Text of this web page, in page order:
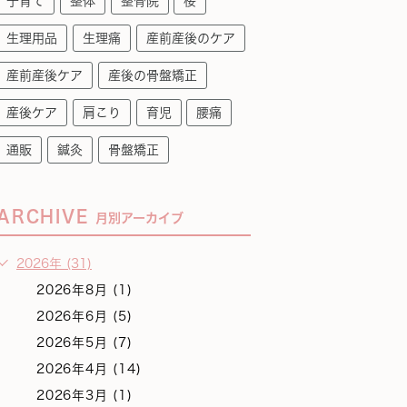
生理用品 生理痛 産前産後のケア
産前産後ケア 産後の骨盤矯正
産後ケア 肩こり 育児 腰痛
通販 鍼灸 骨盤矯正
月別アーカイブ
2026年 (31)
2026年8月 (1)
2026年6月 (5)
2026年5月 (7)
2026年4月 (14)
2026年3月 (1)